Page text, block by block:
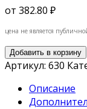
от 382.80 ₽
цена не является
Добавить в корзину
Артикул: 630
Описание